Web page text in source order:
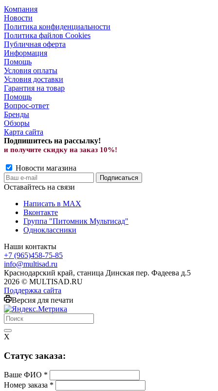
Компания
Новости
Политика конфиденциальности
Политика файлов Cookies
Публичная оферта
Информация
Помощь
Условия оплаты
Условия доставки
Гарантия на товар
Помощь
Вопрос-ответ
Бренды
Обзоры
Карта сайта
Подпишитесь на рассылку!
и получите скидку на заказ 10%!
Новости магазина
Оставайтесь на связи
Написать в MAX
Вконтакте
Группа "Питомник Мультисад"
Одноклассники
Наши контакты
+7 (965)458-75-85
info@multisad.ru
Краснодарский край, станица Динская пер. Фадеева д.5
2026 © MULTISAD.RU
Поддержка сайта
Версия для печати
X
Cтатус заказа:
Ваше ФИО *
Номер заказа *